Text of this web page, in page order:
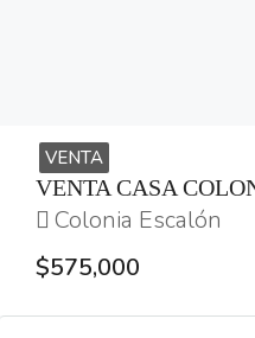
VENTA
VENTA CASA
Colonia Escalón
$575,000